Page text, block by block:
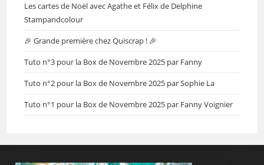
Les cartes de Noël avec Agathe et Félix de Delphine
Stampandcolour
🎉 Grande première chez Quiscrap ! 🎉
Tuto n°3 pour la Box de Novembre 2025 par Fanny
Tuto n°2 pour la Box de Novembre 2025 par Sophie La
Tuto n°1 pour la Box de Novembre 2025 par Fanny Voignier